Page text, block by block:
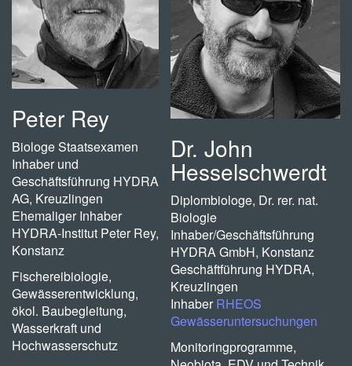
Peter Rey
Biologe Staatsexamen
Inhaber und
Geschäftsführung HYDRA
AG, Kreuzlingen
Ehemaliger Inhaber
HYDRA-Institut Peter Rey,
Konstanz
Fischereibiologie,
Gewässerentwicklung,
ökol. Baubegleitung,
Wasserkraft und
Hochwasserschutz
Dr. John
Hesselschwerdt
Diplombiologe, Dr. rer. nat.
Biologie
Inhaber/Geschäftsführung
HYDRA GmbH, Konstanz
Geschäftführung HYDRA,
Kreuzlingen
Inhaber RHEOS
Gewässeruntersuchungen
Monitoringprogramme,